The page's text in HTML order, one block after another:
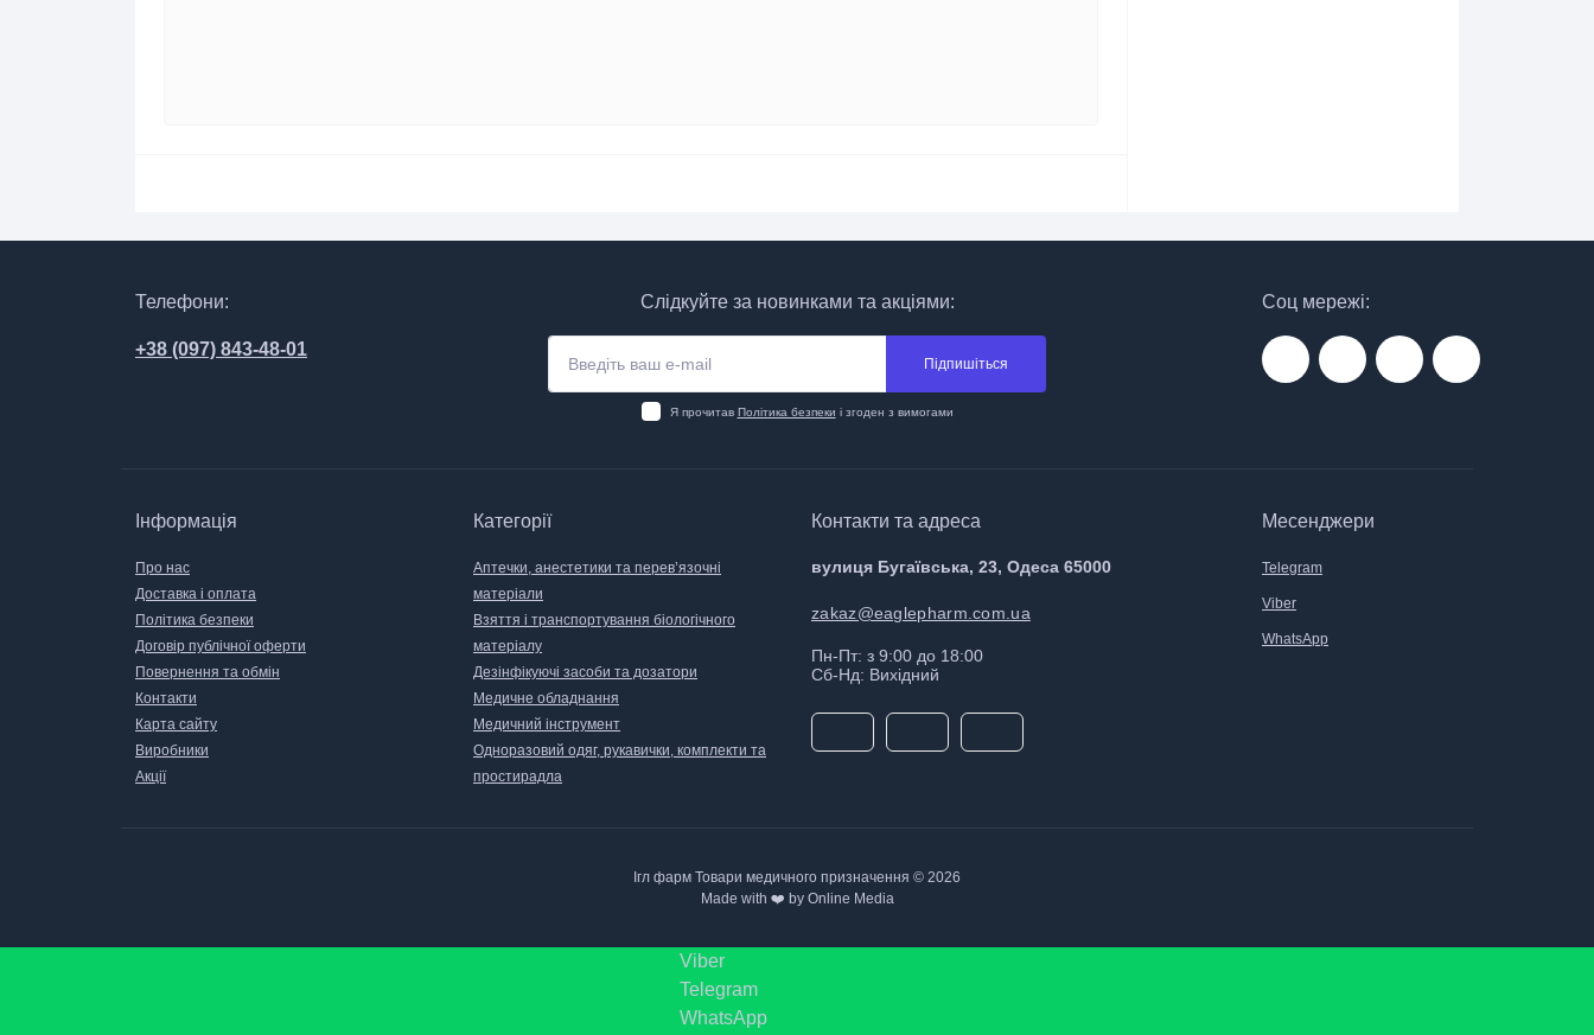
Телефони:
+38 (097) 843-48-01
Соц мережі:
Слідкуйте за новинками та акціями:
Підпишіться
Я прочитав Політика безпеки і згоден з вимогами
Інформація
Про нас
Доставка і оплата
Політика безпеки
Договір публічної оферти
Повернення та обмін
Контакти
Карта сайту
Виробники
Акції
Категорії
Аптечки, анестетики та перев’язочні
матеріали
Взяття і транспортування біологічного
матеріалу
Дезінфікуючі засоби та дозатори
Медичне обладнання
Медичний інструмент
Одноразовий одяг, рукавички, комплекти та
простирадла
Контакти та адреса
вулиця Бугаївська, 23, Одеса 65000
zakaz@eaglepharm.com.ua
Пн-Пт: з 9:00 до 18:00
Сб-Нд: Вихідний
Месенджери
Telegram
Viber
WhatsApp
Ігл фарм Товари медичного призначення © 2026
Made with ❤️ by Online Media
Viber
Telegram
WhatsApp